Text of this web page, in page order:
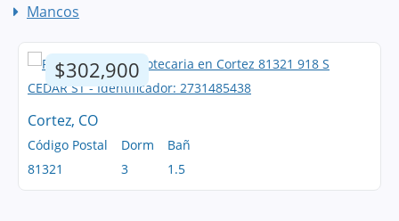
Mancos
$302,900
Cortez, CO
Código Postal
81321
Dorm
3
Bañ
1.5